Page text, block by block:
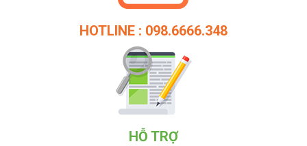
HOTLINE : 098.6666.348
HỖ TRỢ